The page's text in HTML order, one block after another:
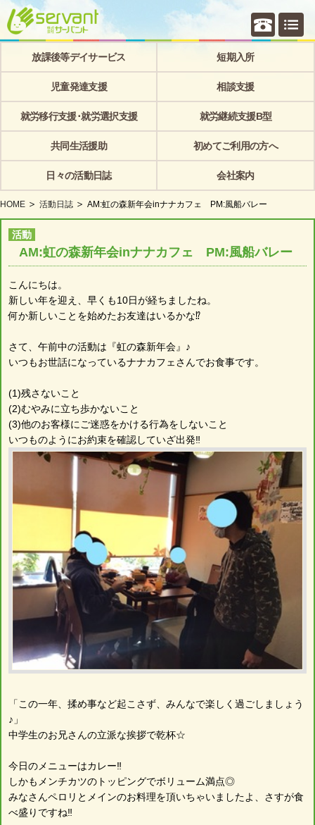
個別相
放課後等デイサービス 短期入所
児童発達支援 相談支援
就労移行支援･就労選択支援 就労継続支援B型
共同生活援助 初めてご利用の方へ
日々の活動日誌 会社案内
HOME 活動日誌 AM:虹の森新年会inナナカフェ PM:風船バレー
活動
AM:虹の森新年会inナナカフェ PM:風船バレー
こんにちは。
新しい年を迎え、早くも10日が経ちましたね。
何か新しいことを始めたお友達はいるかな⁉︎
さて、午前中の活動は『虹の森新年会』♪
いつもお世話になっているナナカフェさんでお食事です。
(1)残さないこと
(2)むやみに立ち歩かないこと
(3)他のお客様にご迷惑をかける行為をしないこと
いつものようにお約束を確認していざ出発‼︎
「この一年、揉め事など起こさず、みんなで楽しく過ごしましょう
♪」
中学生のお兄さんの立派な挨拶で乾杯☆
今日のメニューはカレー‼︎
しかもメンチカツのトッピングでボリューム満点◎
みなさんペロリとメインのお料理を頂いちゃいましたよ、さすが食
べ盛りですね‼︎